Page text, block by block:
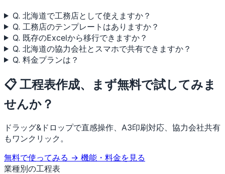
Q. 北海道で工務店として使えますか？
Q. 工務店のテンプレートはありますか？
Q. 既存のExcelから移行できますか？
Q. 北海道の協力会社とスマホで共有できますか？
Q. 料金プランは？
📋 工程表作成、まず無料で試してみま
せんか？
ドラッグ&ドロップで直感操作、A3印刷対応、協力会社共有
もワンクリック。
無料で使ってみる → 機能・料金を見る
業種別の工程表